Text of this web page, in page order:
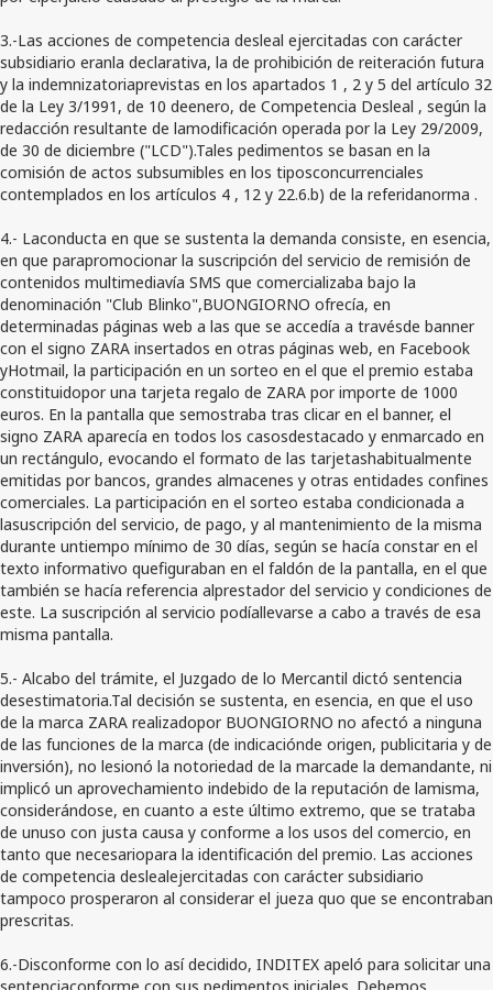
3.-Las acciones de competencia desleal ejercitadas con carácter
subsidiario eranla declarativa, la de prohibición de reiteración futura
y la indemnizatoriaprevistas en los apartados 1 , 2 y 5 del artículo 32
de la Ley 3/1991, de 10 deenero, de Competencia Desleal , según la
redacción resultante de lamodificación operada por la Ley 29/2009,
de 30 de diciembre ("LCD").Tales pedimentos se basan en la
comisión de actos subsumibles en los tiposconcurrenciales
contemplados en los artículos 4 , 12 y 22.6.b) de la referidanorma .
4.- Laconducta en que se sustenta la demanda consiste, en esencia,
en que parapromocionar la suscripción del servicio de remisión de
contenidos multimediavía SMS que comercializaba bajo la
denominación "Club Blinko",BUONGIORNO ofrecía, en
determinadas páginas web a las que se accedía a travésde banner
con el signo ZARA insertados en otras páginas web, en Facebook
yHotmail, la participación en un sorteo en el que el premio estaba
constituidopor una tarjeta regalo de ZARA por importe de 1000
euros. En la pantalla que semostraba tras clicar en el banner, el
signo ZARA aparecía en todos los casosdestacado y enmarcado en
un rectángulo, evocando el formato de las tarjetashabitualmente
emitidas por bancos, grandes almacenes y otras entidades confines
comerciales. La participación en el sorteo estaba condicionada a
lasuscripción del servicio, de pago, y al mantenimiento de la misma
durante untiempo mínimo de 30 días, según se hacía constar en el
texto informativo quefiguraban en el faldón de la pantalla, en el que
también se hacía referencia alprestador del servicio y condiciones de
este. La suscripción al servicio podíallevarse a cabo a través de esa
misma pantalla.
5.- Alcabo del trámite, el Juzgado de lo Mercantil dictó sentencia
desestimatoria.Tal decisión se sustenta, en esencia, en que el uso
de la marca ZARA realizadopor BUONGIORNO no afectó a ninguna
de las funciones de la marca (de indicaciónde origen, publicitaria y de
inversión), no lesionó la notoriedad de la marcade la demandante, ni
implicó un aprovechamiento indebido de la reputación de lamisma,
considerándose, en cuanto a este último extremo, que se trataba
de unuso con justa causa y conforme a los usos del comercio, en
tanto que necesariopara la identificación del premio. Las acciones
de competencia deslealejercitadas con carácter subsidiario
tampoco prosperaron al considerar el jueza quo que se encontraban
prescritas.
6.-Disconforme con lo así decidido, INDITEX apeló para solicitar una
sentenciaconforme con sus pedimentos iniciales. Debemos